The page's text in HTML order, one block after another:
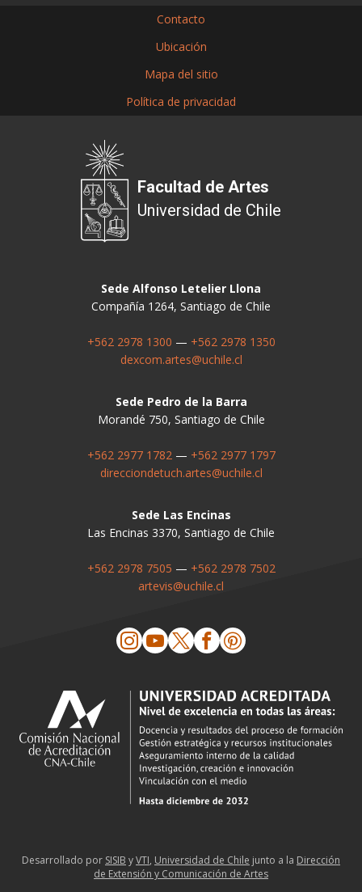
Contacto
Ubicación
Mapa del sitio
Política de privacidad
Facultad de Artes
Universidad de Chile
Sede Alfonso Letelier Llona
Compañía 1264, Santiago de Chile
+562 2978 1300 — +562 2978 1350
dexcom.artes@uchile.cl
Sede Pedro de la Barra
Morandé 750, Santiago de Chile
+562 2977 1782 — +562 2977 1797
direcciondetuch.artes@uchile.cl
Sede Las Encinas
Las Encinas 3370, Santiago de Chile
+562 2978 7505 — +562 2978 7502
artevis@uchile.cl
Desarrollado por SISIB yVTI, Universidad de Chile junto a la Dirección
de Extensión y Comunicación de Artes